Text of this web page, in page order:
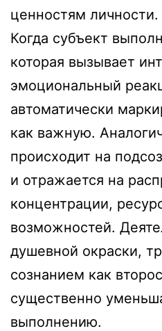
ценностям личности.
Когда субъект
которая вызывает
эмоциональный
автоматически
как важную.
происходит на
и отражается на
концентрации,
возможностей.
душевной окраски,
сознанием как
существенно
выполнению.